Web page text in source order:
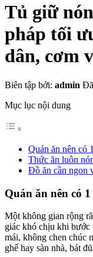
Tủ giữ
pháp tối
dân, cơm
Biên tập bởi: admin
Mục lục nội dung
Quán ăn nên có
Thức ăn luôn
Đồ ăn cần ngon
Quán ăn nên có
Một không gian rộng
giác khó chịu khi
mái, không chen chúc
ghế hay sàn nhà, bát